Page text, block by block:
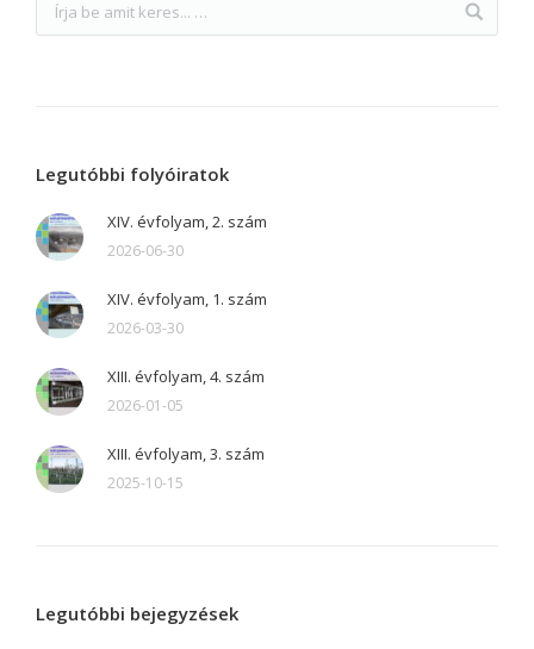
Legutóbbi folyóiratok
XIV. évfolyam, 2. szám
2026-06-30
XIV. évfolyam, 1. szám
2026-03-30
XIII. évfolyam, 4. szám
2026-01-05
XIII. évfolyam, 3. szám
2025-10-15
Legutóbbi bejegyzések